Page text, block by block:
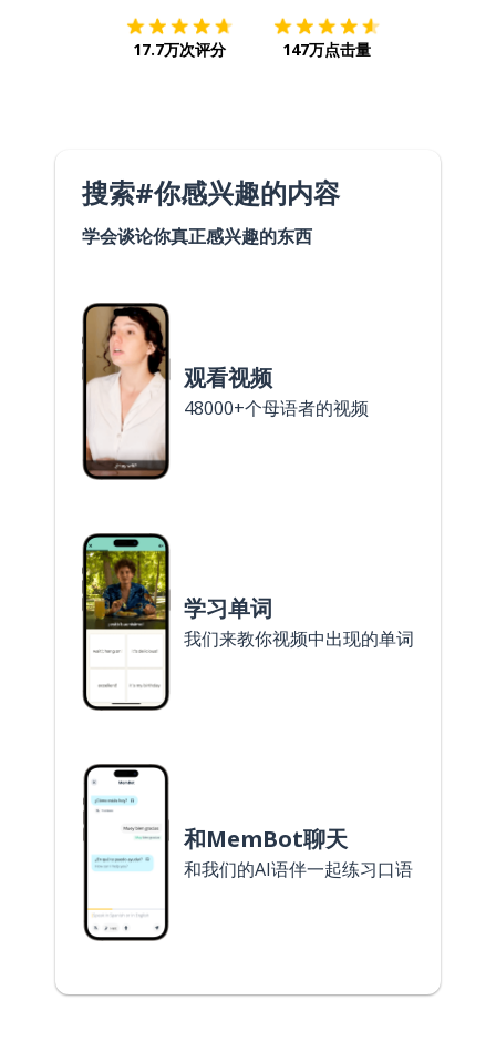
17.7万次评分 147万点击量
搜索#你感兴趣的内容
学会谈论你真正感兴趣的东西
观看视频
48000+个母语者的视频
学习单词
我们来教你视频中出现的单词
和MemBot聊天
和我们的AI语伴一起练习口语